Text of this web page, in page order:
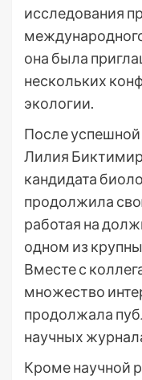
исследования
она была
нескольких
экологии.
После
Лилия
кандидата
продолжила
работая на
одном из
Вместе с
множество
продолжала
научных
Кроме научной